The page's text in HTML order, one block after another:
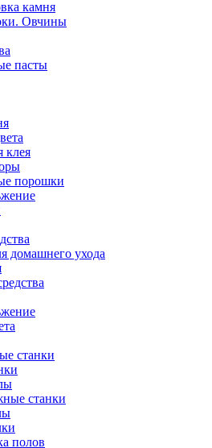
камня
Овчины
пасты
клея
порошки
домашнего ухода
станки
станки
полов